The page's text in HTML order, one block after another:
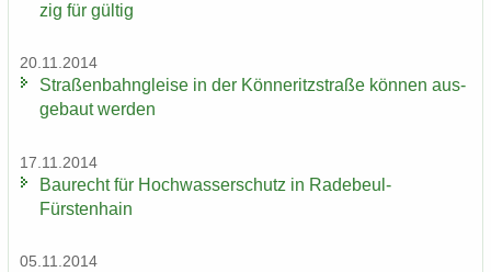
zig für gül­tig
20.11.2014
Stra­ßen­bahn­glei­se in der Kön­ne­ritz­stra­ße kön­nen aus­
ge­baut wer­den
17.11.2014
Bau­recht für Hoch­was­ser­schutz in Radebeul-​
Fürstenhain
05.11.2014